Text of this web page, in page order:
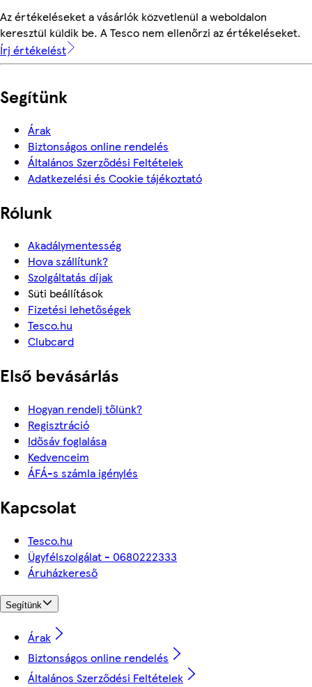
Az értékeléseket a vásárlók közvetlenül a weboldalon
keresztül küldik be. A Tesco nem ellenőrzi az értékeléseket.
Írj értékelést
Segítünk
Árak
Biztonságos online rendelés
Általános Szerződési Feltételek
Adatkezelési és Cookie tájékoztató
Rólunk
Akadálymentesség
Hova szállítunk?
Szolgáltatás díjak
Süti beállítások
Fizetési lehetőségek
Tesco.hu
Clubcard
Első bevásárlás
Hogyan rendelj tőlünk?
Regisztráció
Idősáv foglalása
Kedvenceim
ÁFÁ-s számla igénylés
Kapcsolat
Tesco.hu
Ügyfélszolgálat - 0680222333
Áruházkereső
Segítünk
Árak
Biztonságos online rendelés
Általános Szerződési Feltételek